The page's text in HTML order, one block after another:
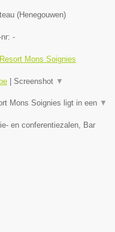
(Henegouwen)
nr: -
Mons Soignies
| Screenshot ▼
Mons Soignies ligt in een ▼
en conferentiezalen, Bar